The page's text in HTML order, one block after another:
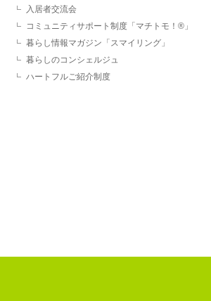
入居者交流会
コミュニティサポート制度「マチトモ！®」
暮らし情報マガジン「スマイリング」
暮らしのコンシェルジュ
ハートフルご紹介制度